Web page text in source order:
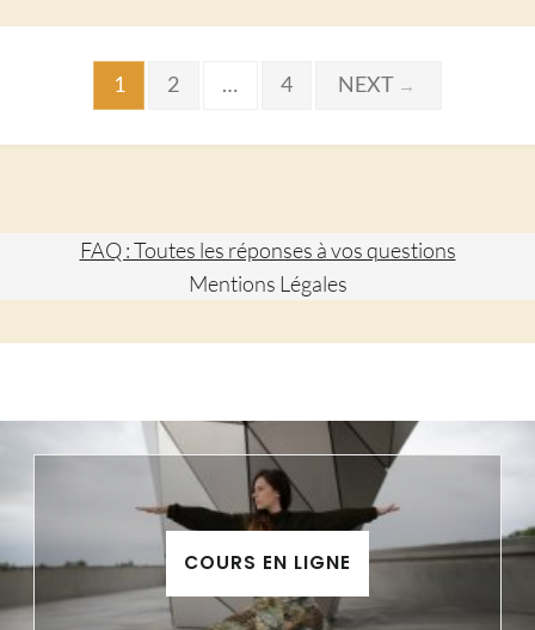
Pagination
des
1 2 … 4 NEXT →
COURS EN LIGNE
FAQ : Toutes les réponses à vos questions
Mentions Légales